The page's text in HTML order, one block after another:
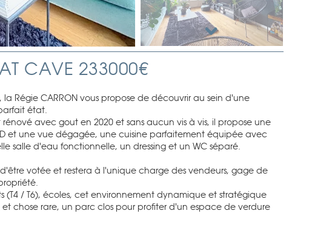
CAVE 233000€
la Régie CARRON vous propose de découvrir au sein d'une
état.
avec gout en 2020 et sans aucun vis à vis, il propose une
et une vue dégagée, une cuisine parfaitement équipée avec
d'eau fonctionnelle, un dressing et un WC séparé.
votée et restera à l'unique charge des vendeurs, gage de
(T4 / T6), écoles, cet environnement dynamique et stratégique
chose rare, un parc clos pour profiter d'un espace de verdure